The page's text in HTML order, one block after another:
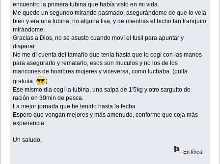
encuentro la primera lubina que había visto en mi vida.
Me quede un segundo mirando pasmado, asegurándome de que lo veía
bien y era una lubina, no alguna lisa, y de mientras el bicho tan tranquilo
mirándome.
Gracias a Dios, no se asusto cuando moví el fusil para apuntar y
disparar.
No me di cuenta del tamaño que tenía hasta que lo cogí con las manos
para asegurarlo y rematarlo, esos son muculos y no los de los
maricones de hombres mujeres y viceversa, como luchaba. (pulla
gratuita
)
Ese mismo día cogí la lubina, una salpa de 1'5kg y otro sarguito de
ración en 30min de pesca.
La mejor jornada que he tenido hasta la fecha.
Espero que vengan mejores y más amenudo, conforme que coja más
experiencia.
Un saludo.
En línea